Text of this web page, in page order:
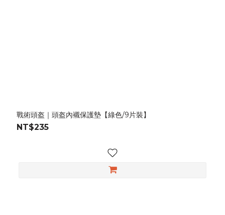
戰術頭盔｜頭盔內襯保護墊【綠色/9片裝】
NT$235